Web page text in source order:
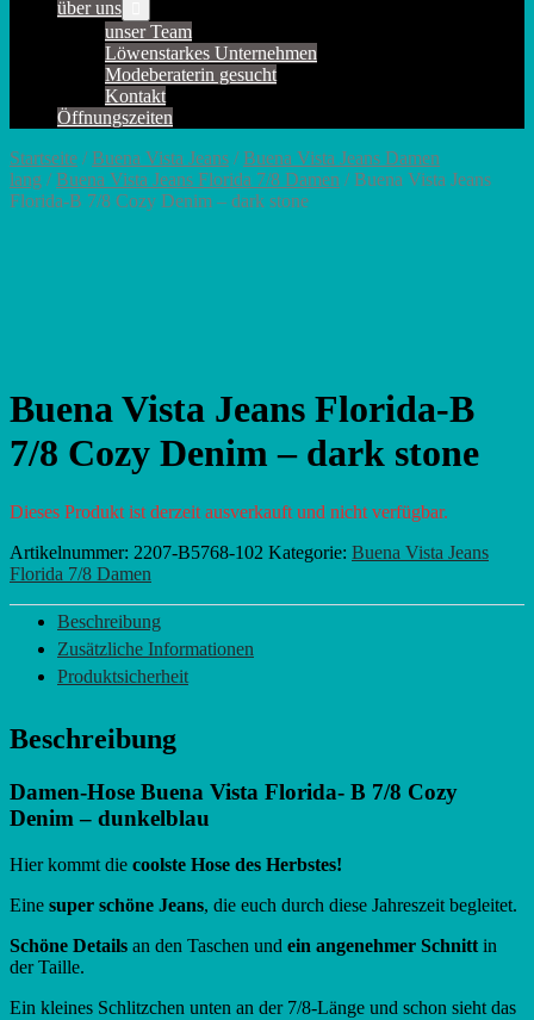
über uns
Schalter
unser Team
Löwenstarkes Unternehmen
Modeberaterin gesucht
Kontakt
Öffnungszeiten
Startseite /Buena Vista Jeans /Buena Vista Jeans Damen
lang /Buena Vista Jeans Florida 7/8 Damen / Buena Vista Jeans
Florida-B 7/8 Cozy Denim – dark stone
Buena Vista Jeans Florida-B
7/8 Cozy Denim – dark stone
Dieses Produkt ist derzeit ausverkauft und nicht verfügbar.
Artikelnummer: 2207-B5768-102 Kategorie: Buena Vista Jeans
Florida 7/8 Damen
Beschreibung
Zusätzliche Informationen
Produktsicherheit
Beschreibung
Damen-Hose Buena Vista Florida- B 7/8 Cozy
Denim – dunkelblau
Hier kommt die coolste Hose des Herbstes!
Eine super schöne Jeans, die euch durch diese Jahreszeit begleitet.
Schöne Details an den Taschen und ein angenehmer Schnitt in
der Taille.
Ein kleines Schlitzchen unten an der 7/8-Länge und schon sieht das